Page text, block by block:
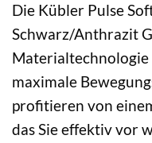
Die Kübler Pulse
Schwarz/Anthrazit
maximale
profitieren von
das Sie effektiv vor